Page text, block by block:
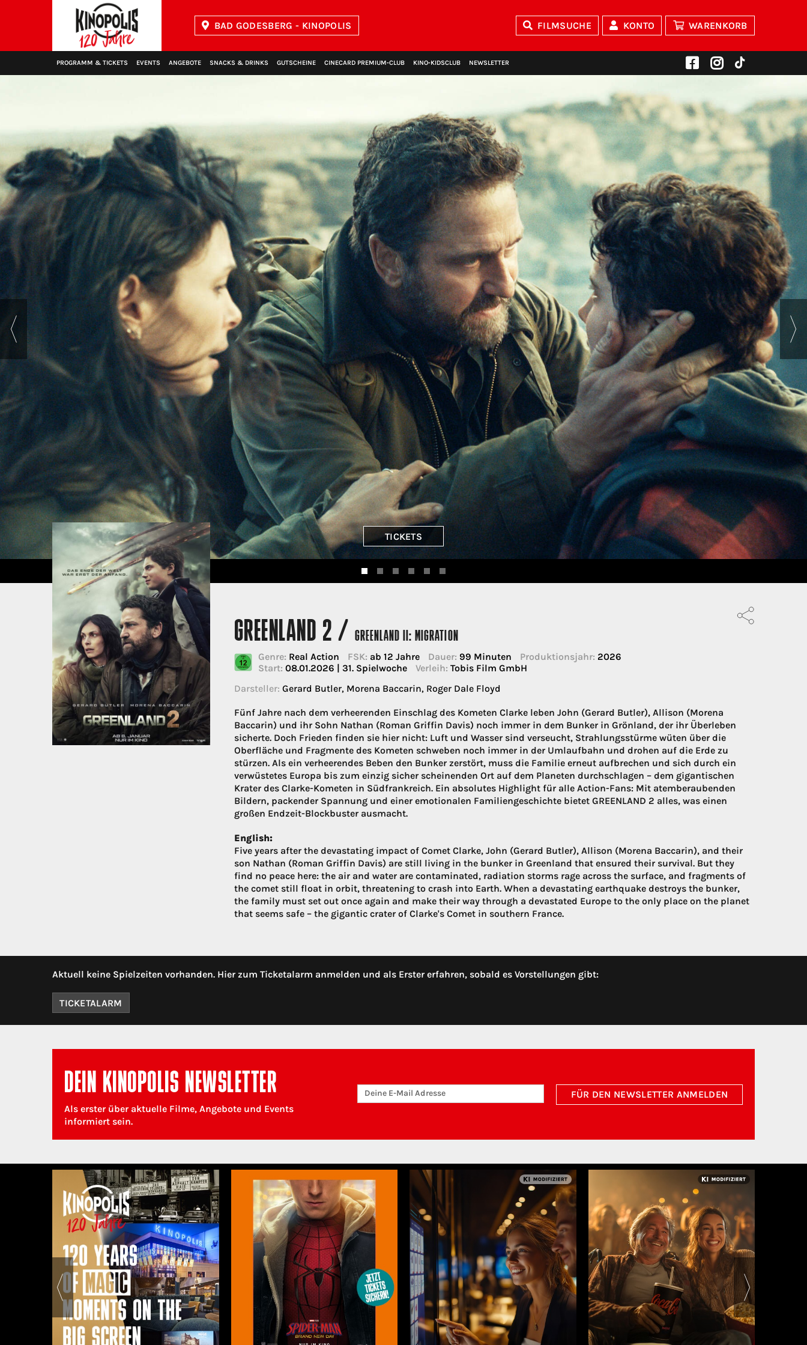
BAD GODESBERG - KINOPOLIS FILMSUCHE KONTO WARENKORB
PROGRAMM & TICKETS EVENTS ANGEBOTE SNACKS & DRINKS GUTSCHEINE CINECARD PREMIUM‑CLUB KINO‑KIDSCLUB NEWSLETTER
TICKETS
GREENLAND 2 /GREENLAND II: MIGRATION
Genre: Real Action FSK: ab 12 Jahre Dauer: 99 Minuten Produktionsjahr: 2026
Start: 08.01.2026 | 31. Spielwoche Verleih: Tobis Film GmbH
Darsteller: Gerard Butler, Morena Baccarin, Roger Dale Floyd
Fünf Jahre nach dem verheerenden Einschlag des Kometen Clarke leben John (Gerard Butler), Allison (Morena
Baccarin) und ihr Sohn Nathan (Roman Griffin Davis) noch immer in dem Bunker in Grönland, der ihr Überleben
sicherte. Doch Frieden finden sie hier nicht: Luft und Wasser sind verseucht, Strahlungsstürme wüten über die
Oberfläche und Fragmente des Kometen schweben noch immer in der Umlaufbahn und drohen auf die Erde zu
stürzen. Als ein verheerendes Beben den Bunker zerstört, muss die Familie erneut aufbrechen und sich durch ein
verwüstetes Europa bis zum einzig sicher scheinenden Ort auf dem Planeten durchschlagen – dem gigantischen
Krater des Clarke-Kometen in Südfrankreich. Ein absolutes Highlight für alle Action-Fans: Mit atemberaubenden
Bildern, packender Spannung und einer emotionalen Familiengeschichte bietet GREENLAND 2 alles, was einen
großen Endzeit-Blockbuster ausmacht.
English:
Five years after the devastating impact of Comet Clarke, John (Gerard Butler), Allison (Morena Baccarin), and their
son Nathan (Roman Griffin Davis) are still living in the bunker in Greenland that ensured their survival. But they
find no peace here: the air and water are contaminated, radiation storms rage across the surface, and fragments of
the comet still float in orbit, threatening to crash into Earth. When a devastating earthquake destroys the bunker,
the family must set out once again and make their way through a devastated Europe to the only place on the planet
that seems safe – the gigantic crater of Clarke's Comet in southern France.
Aktuell keine Spielzeiten vorhanden. Hier zum Ticketalarm anmelden und als Erster erfahren, sobald es Vorstellungen gibt:
TICKETALARM
DEIN KINOPOLIS NEWSLETTER
Als erster über aktuelle Filme, Angebote und Events
informiert sein.
FÜR DEN NEWSLETTER ANMELDEN